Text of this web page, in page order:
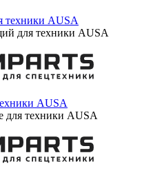
техники AUSA
для техники AUSA
AUSA
для техники AUSA